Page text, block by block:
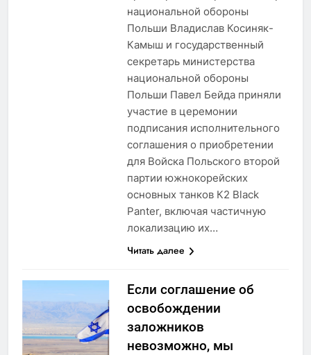
национальной обороны
Польши Владислав Косиняк-
Камыш и государственный
секретарь министерства
национальной обороны
Польши Павел Бейда приняли
участие в церемонии
подписания исполнительного
соглашения о приобретении
для Войска Польского второй
партии южнокорейских
основных танков К2 Black
Panter, включая частичную
локализацию их…
Читать далее
Если соглашение об
освобождении
заложников
невозможно, мы